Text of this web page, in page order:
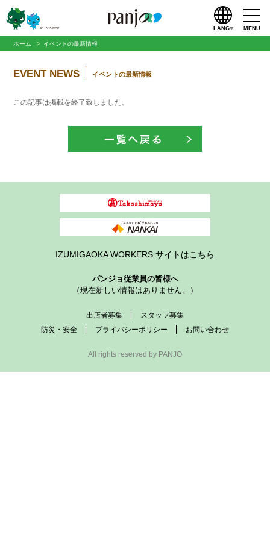
LANG MENU
ホーム イベントの最新情報
EVENT NEWS イベントの最新情報
この記事は掲載を終了致しました。
IZUMIGAOKA WORKERS サイトはこちら
パンジョ従業員の皆様へ
（現在新しい情報はありません。）
出店者募集
スタッフ募集
防災・安全
プライバシーポリシー お問い合わせ
All rights reserved by PANJO